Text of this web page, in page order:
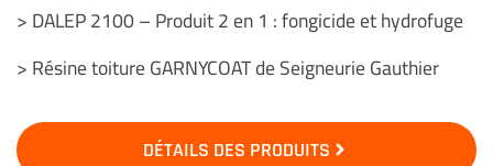
> DALEP 2100 – Produit 2 en 1 : fongicide et hydrofuge
> Résine toiture GARNYCOAT de Seigneurie Gauthier
DÉTAILS DES PRODUITS